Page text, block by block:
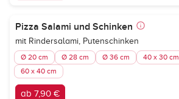
Pizza Salami und Schinken
mit Rindersalami, Putenschinken
Ø 20 cm Ø 28 cm Ø 36 cm
40 x 30 cm
60 x 40 cm
ab 7,90 €